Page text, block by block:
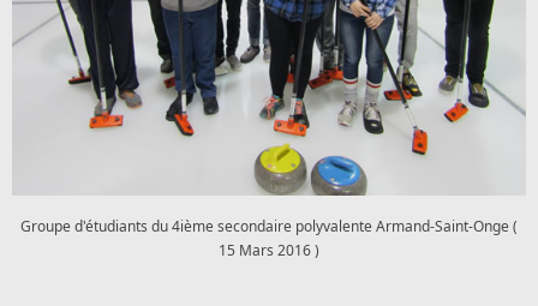
Groupe d'étudiants du 4ième secondaire polyvalente Armand-Saint-Onge (
15 Mars 2016 )